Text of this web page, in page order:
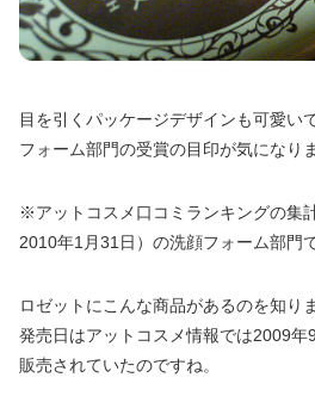
目を引くパッケージデザインも可愛い
フォーム部門の受賞の目印が気になり
※アットコスメ口コミランキングの集
2010年1月31日）の洗顔フォーム部門
ロゼットにこんな商品があるのを知り
発売日はアットコスメ情報では2009年
販売されていたのですね。